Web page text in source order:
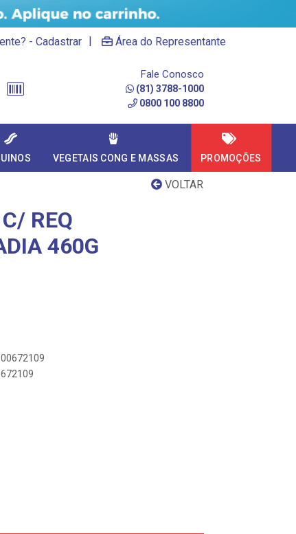
- Cadastrar | Área do Representante
Fale Conosco
(81) 3788-1000
0800 100 8800
VEGETAIS CONG E MASSAS PROMOÇÕES
VOLTAR
REQ
460G